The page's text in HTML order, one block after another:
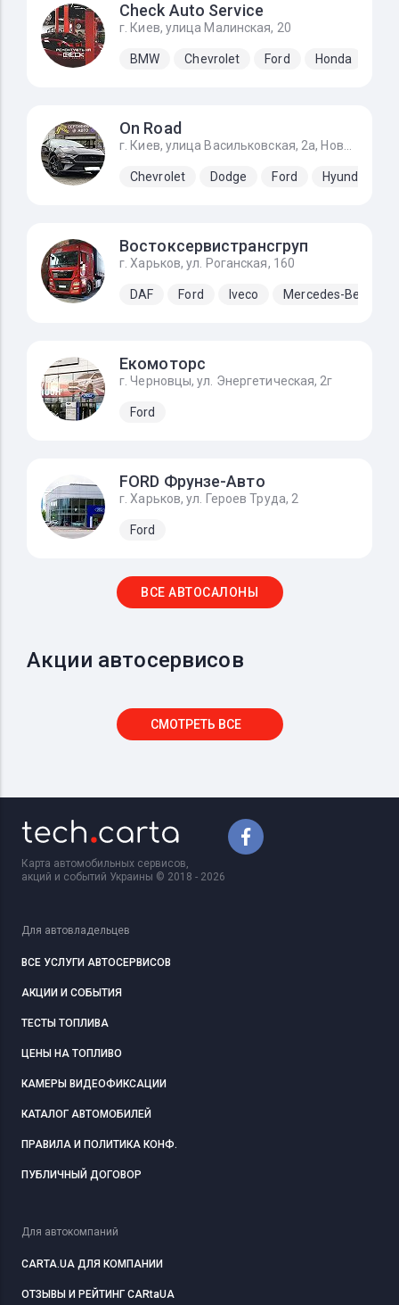
Check Auto Service
г. Киев, улица Малинская, 20
BMW Chevrolet Ford Honda
On Road
Chevrolet Dodge Ford Hyundai
Востоксервистрансгруп
г. Харьков, ул. Роганская, 160
DAF Ford Iveco Mercedes-Benz
Екомоторс
г. Черновцы, ул. Энергетическая, 2г
Ford
FORD Фрунзе-Авто
г. Харьков, ул. Героев Труда, 2
Ford
ВСЕ АВТОСАЛОНЫ
Акции автосервисов
СМОТРЕТЬ ВСЕ
Карта автомобильных сервисов,
акций и событий Украины © 2018 - 2026
Для автовладельцев
ВСЕ УСЛУГИ АВТОСЕРВИСОВ
АКЦИИ И СОБЫТИЯ
ТЕСТЫ ТОПЛИВА
ЦЕНЫ НА ТОПЛИВО
КАМЕРЫ ВИДЕОФИКСАЦИИ
КАТАЛОГ АВТОМОБИЛЕЙ
ПРАВИЛА И ПОЛИТИКА КОНФ.
ПУБЛИЧНЫЙ ДОГОВОР
Для автокомпаний
CARTA.UA ДЛЯ КОМПАНИИ
ОТЗЫВЫ И РЕЙТИНГ CARtaUA